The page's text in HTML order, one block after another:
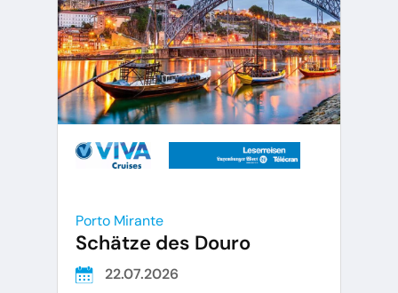
Porto Mirante
Schätze des Douro
22.07.2026